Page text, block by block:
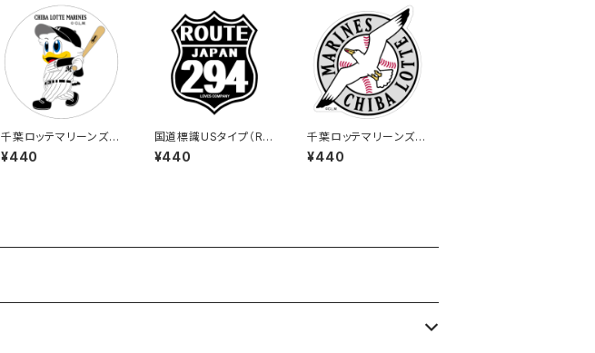
千葉ロッテマリーンズス
テッカー8
¥440
国道標識USタイプ（RO
UTE）ステッカー 294
号線（ブラック）
¥440
千葉ロッテマリーンズス
テッカー15
¥440